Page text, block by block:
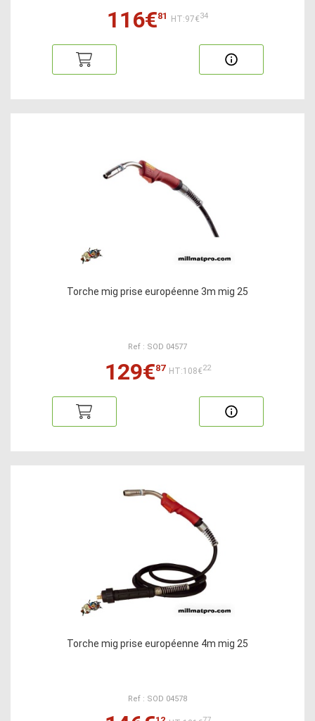
116€81 HT:97€34
Torche mig prise européenne 3m mig 25
Ref : SOD 04577
129€87 HT:108€22
Torche mig prise européenne 4m mig 25
Ref : SOD 04578